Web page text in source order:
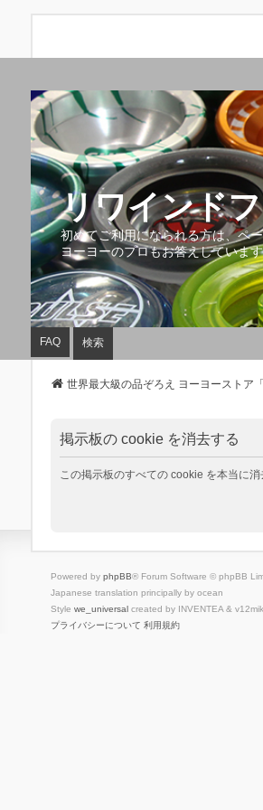
リワインド
初めてご利用になられる方は、ペ
ヨーヨーのプロもお答えしていま
FAQ 検索
世界最大級の品ぞろえ ヨーヨーストア
掲示板の cookie を消去する
この掲示板のすべての cookie を本当に
Powered by phpBB® Forum Software © phpBB
Japanese translation principally by ocean
Style we_universalcreated by INVENTEA &
プライバシーについて 利用規約